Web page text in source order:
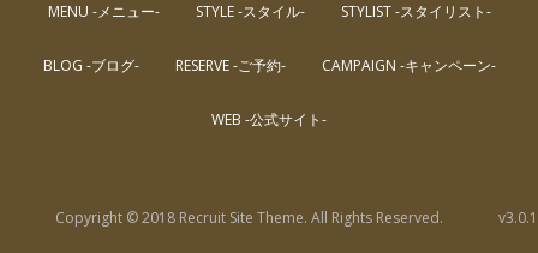
MENU -メニュー- STYLE -スタイル- STYLIST -スタイリスト-
BLOG -ブログ- RESERVE -ご予約- CAMPAIGN -キャンペーン-
WEB -公式サイト-
Copyright © 2018 Recruit Site Theme. All Rights Reserved. v3.0.1